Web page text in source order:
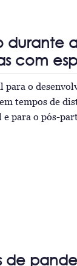
durante
com
para o
tempos de
e para o pós-
de